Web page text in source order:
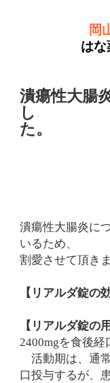
岡
は
潰瘍性大腸
し
た。
潰瘍性大腸炎に
いるため、
割愛させて頂き
【リアルダ錠の
【リアルダ錠の
2400mgを食後経
活動期は、通
口投与するが、